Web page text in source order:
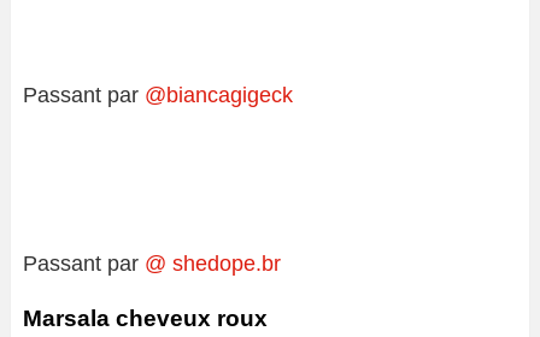
Passant par @biancagigeck
Passant par @ shedope.br
Marsala cheveux roux